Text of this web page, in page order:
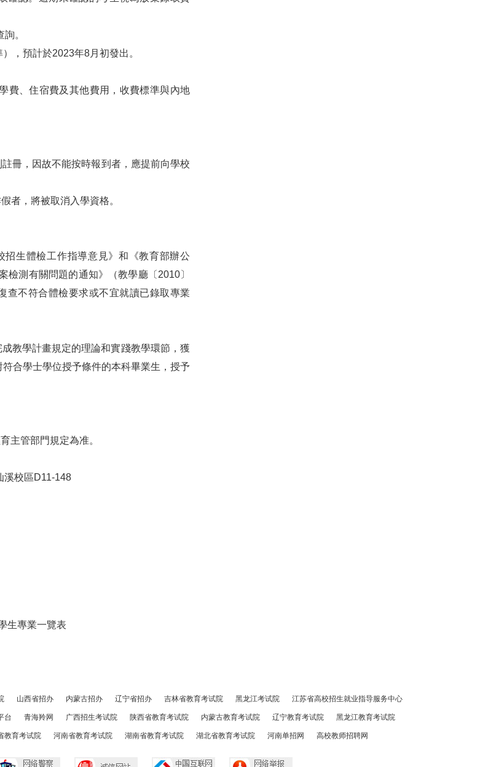
。
，預計於2023年8月初發出。
、住宿費及其他費用，收費標準與內地
冊，因故不能按時報到者，應提前向學校
者，將被取消入學資格。
生體檢工作指導意見》和《教育部辦公
測有關問題的通知》（教學廳〔2010〕
查不符合體檢要求或不宜就讀已錄取專業
教學計畫規定的理論和實踐教學環節，獲
合學士學位授予條件的本科畢業生，授予
管部門規定為准。
溪校區D11-148
生專業一覽表
山西省招办 内蒙古招办 辽宁省招办 吉林省教育考试院 黑龙江考试院 江苏省高校招生就业指导服务中心
台 青海羚网 广西招生考试院 陕西省教育考试院 内蒙古教育考试院 辽宁教育考试院 黑龙江教育考试院
教育考试院 河南省教育考试院 湖南省教育考试院 湖北省教育考试院 河南单招网 高校教师招聘网